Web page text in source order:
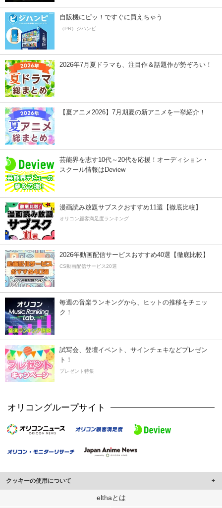
自販機にピッ！ですぐに買えちゃう
（PR）ジハンピ
2026年7月夏ドラマも、注目作＆話題作が勢ぞろい！
【夏アニメ2026】7月期夏の新アニメを一挙紹介！
芸能界を志す10代～20代を応援！オーディション・
スクール情報はDeview
漫画読み放題サブスクおすすめ11選【徹底比較】
オリコン顧客満足度ランキング
2026年動画配信サービスおすすめ40選【徹底比較】
CS動画配信サービス20選
毎週の音楽ランキングから、ヒットの推移をチェッ
ク！
試写会、登壇イベント、サインチェキなどプレゼン
ト！
プレゼント特集
オリコングループサイト
クッキーの使用について
このサイトでは Cookie を使用して、ユーザーに合わせたコンテンツや広告の
elthaとは